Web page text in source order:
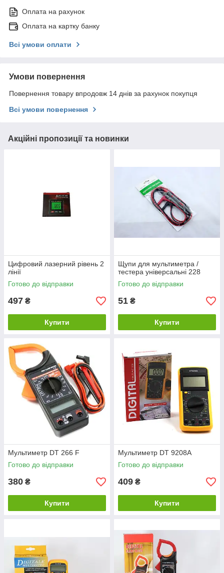
Оплата на рахунок
Оплата на картку банку
Всі умови оплати
Умови повернення
Повернення товару впродовж 14 днів за рахунок покупця
Всі умови повернення
Акційні пропозиції та новинки
Цифровий лазерний рівень 2
лінії
Готово до відправки
497 ₴
Купити
Щупи для мультиметра /
тестера універсальні 228
Готово до відправки
51 ₴
Купити
Мультиметр DT 266 F
Готово до відправки
380 ₴
Купити
Мультиметр DT 9208A
Готово до відправки
409 ₴
Купити